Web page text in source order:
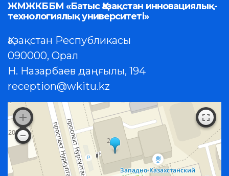
ЖМЖКББМ «Батыс Қазақстан инновациялық-
технологиялық университеті»
Қазақстан Республикасы
090000, Орал
Н. Назарбаев даңғылы, 194
reception@wkitu.kz